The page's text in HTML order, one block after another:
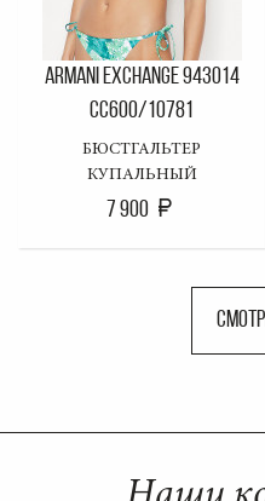
ARMANI EXCHANGE 943014
CC600/10781
БЮСТГАЛЬТЕР
КУПАЛЬНЫЙ
7 900